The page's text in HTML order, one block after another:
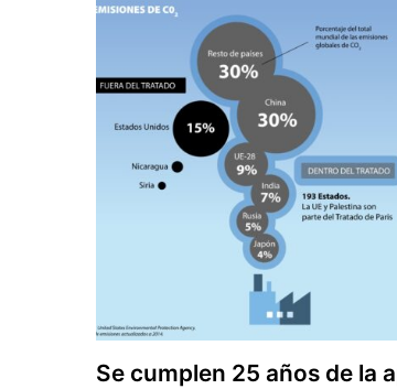
Se cumplen 25 años de la